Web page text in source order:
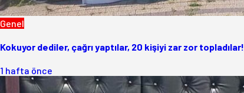
Genel
Kokuyor dediler, çağrı yaptılar, 20 kişiyi zar zor topladılar!
1 hafta önce